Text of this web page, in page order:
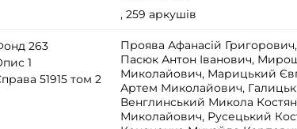
, 259 аркушів
263
1
51915 том 2
Проява Афанасій
Пасюк Антон Іванович,
Миколайович, Марицький
Артем Миколайович,
Венглинський Микола
Миколайович, Русецький